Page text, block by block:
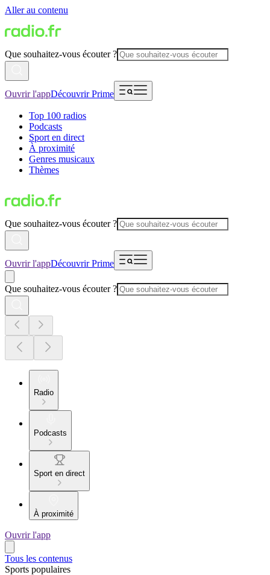
Aller au contenu
Que souhaitez-vous écouter ?
Ouvrir l'appDécouvrir Prime
Top 100 radios
Podcasts
Sport en direct
À proximité
Genres musicaux
Thèmes
Que souhaitez-vous écouter ?
Ouvrir l'appDécouvrir Prime
Que souhaitez-vous écouter ?
Radio
Podcasts
Sport en direct
À proximité
Ouvrir l'app
Tous les contenus
Sports populaires